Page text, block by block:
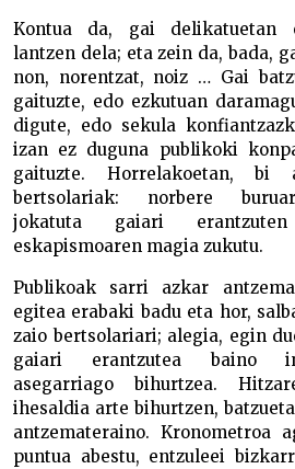
Kontua da, gai delikatuetan
lantzen dela; eta zein da, bada,
non, norentzat, noiz … Gai
gaituzte, edo ezkutuan
digute, edo sekula
izan ez duguna publikoki
gaituzte. Horrelakoetan, bi
bertsolariak: norbere
jokatuta gaiari
eskapismoaren magia zukutu.
Publikoak sarri azkar
egitea erabaki badu eta hor,
zaio bertsolariari; alegia, egin
gaiari erantzutea baino
asegarriago bihurtzea.
ihesaldia arte bihurtzen,
antzemateraino. Kronometroa
puntua abestu, entzuleei